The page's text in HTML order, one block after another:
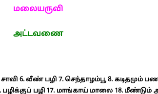
மலையருவி
அட்டவணை
சாவி 6. வீண் பழி 7. செந்தாழம்பூ 8. கடிதமும்
பழிக்குப் பழி 17. மாங்காய் மாலை 18. மீண்டும்